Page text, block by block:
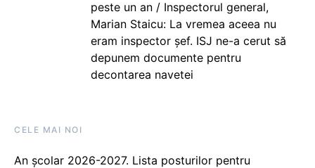
peste un an / Inspectorul general,
Marian Staicu: La vremea aceea nu
eram inspector șef. ISJ ne-a cerut să
depunem documente pentru
decontarea navetei
CELE MAI NOI
An școlar 2026-2027. Lista posturilor pentru